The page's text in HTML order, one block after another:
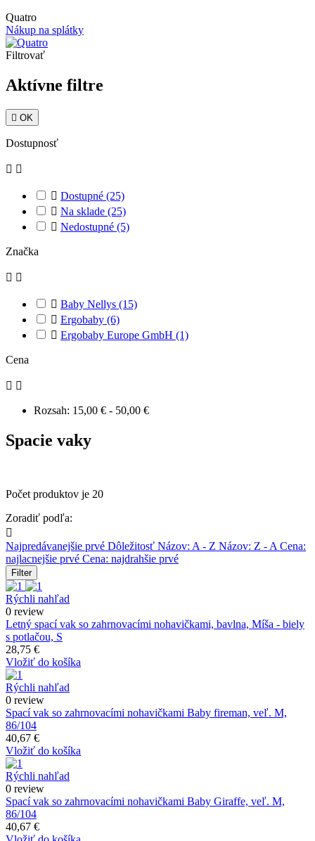
Quatro
Nákup na splátky
Filtrovať
Aktívne filtre
 OK
Dostupnosť
 
 Dostupné (25)
 Na sklade (25)
 Nedostupné (5)
Značka
 
 Baby Nellys (15)
 Ergobaby (6)
 Ergobaby Europe GmbH (1)
Cena
 
Rozsah: 15,00 € - 50,00 €
Spacie vaky
Počet produktov je 20
Zoradiť podľa:

Najpredávanejšie prvé Dôležitosť Názov: A - Z Názov: Z - A Cena:
najlacnejšie prvé Cena: najdrahšie prvé
Filter
Rýchli nahľad
0 review
Letný spací vak so zahrnovacími nohavičkami, bavlna, Míša - biely
s potlačou, S
28,75 €
Vložiť do košíka
Rýchli nahľad
0 review
Spací vak so zahrnovacími nohavičkami Baby fireman, veľ. M,
86/104
40,67 €
Vložiť do košíka
Rýchli nahľad
0 review
Spací vak so zahrnovacími nohavičkami Baby Giraffe, veľ. M,
86/104
40,67 €